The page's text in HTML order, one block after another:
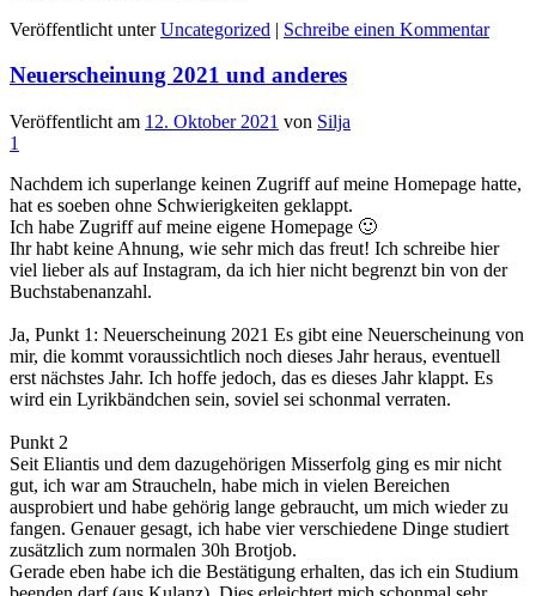
Veröffentlicht unter Uncategorized | Schreibe einen Kommentar
Neuerscheinung 2021 und anderes
Veröffentlicht am 12. Oktober 2021 von Silja
1
Nachdem ich superlange keinen Zugriff auf meine Homepage hatte,
hat es soeben ohne Schwierigkeiten geklappt.
Ich habe Zugriff auf meine eigene Homepage 🙂
Ihr habt keine Ahnung, wie sehr mich das freut! Ich schreibe hier
viel lieber als auf Instagram, da ich hier nicht begrenzt bin von der
Buchstabenanzahl.
Ja, Punkt 1: Neuerscheinung 2021 Es gibt eine Neuerscheinung von
mir, die kommt voraussichtlich noch dieses Jahr heraus, eventuell
erst nächstes Jahr. Ich hoffe jedoch, das es dieses Jahr klappt. Es
wird ein Lyrikbändchen sein, soviel sei schonmal verraten.
Punkt 2
Seit Eliantis und dem dazugehörigen Misserfolg ging es mir nicht
gut, ich war am Straucheln, habe mich in vielen Bereichen
ausprobiert und habe gehörig lange gebraucht, um mich wieder zu
fangen. Genauer gesagt, ich habe vier verschiedene Dinge studiert
zusätzlich zum normalen 30h Brotjob.
Gerade eben habe ich die Bestätigung erhalten, das ich ein Studium